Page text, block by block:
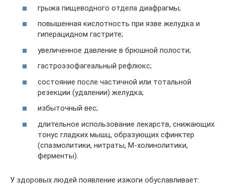
грыжа пищеводного отдела диафрагмы;
повышенная кислотность при язве желудка и
гиперацидном гастрите;
увеличенное давление в брюшной полости;
гастроэзофагеальный рефлюкс;
состояние после частичной или тотальной
резекции (удалении) желудка;
избыточный вес;
длительное использование лекарств, снижающих
тонус гладких мышц, образующих сфинктер
(спазмолитики, нитраты, М-холинолитики,
ферменты).
У здоровых людей появление изжоги обуславливает: